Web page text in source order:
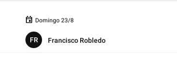
event Domingo 23/8
FR Francisco Robledo